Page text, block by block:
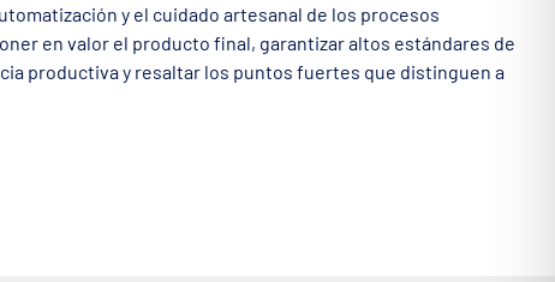
y el cuidado artesanal de los procesos
en valor el producto final, garantizar altos estándares de
productiva y resaltar los puntos fuertes que distinguen a